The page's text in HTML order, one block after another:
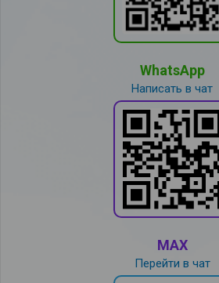
WhatsApp
Написать в чат
MAX
Перейти в чат